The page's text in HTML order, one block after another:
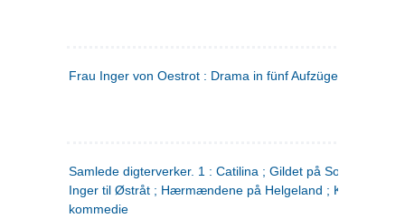
Frau Inger von Oestrot : Drama in fünf Aufzügen
Samlede digterverker. 1 : Catilina ; Gildet på Solhaug ; Fru
Inger til Østråt ; Hærmændene på Helgeland ;
kommedie